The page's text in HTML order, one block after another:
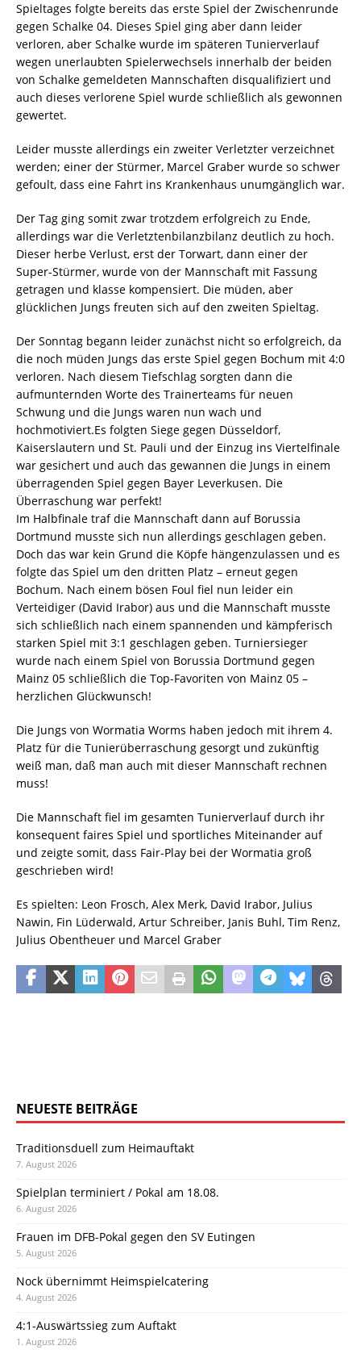
Spieltages folgte bereits das erste Spiel der Zwischenrunde
gegen Schalke 04. Dieses Spiel ging aber dann leider
verloren, aber Schalke wurde im späteren Tunierverlauf
wegen unerlaubten Spielerwechsels innerhalb der beiden
von Schalke gemeldeten Mannschaften disqualifiziert und
auch dieses verlorene Spiel wurde schließlich als gewonnen
gewertet.
Leider musste allerdings ein zweiter Verletzter verzeichnet
werden; einer der Stürmer, Marcel Graber wurde so schwer
gefoult, dass eine Fahrt ins Krankenhaus unumgänglich war.
Der Tag ging somit zwar trotzdem erfolgreich zu Ende,
allerdings war die Verletztenbilanzbilanz deutlich zu hoch.
Dieser herbe Verlust, erst der Torwart, dann einer der
Super-Stürmer, wurde von der Mannschaft mit Fassung
getragen und klasse kompensiert. Die müden, aber
glücklichen Jungs freuten sich auf den zweiten Spieltag.
Der Sonntag begann leider zunächst nicht so erfolgreich, da
die noch müden Jungs das erste Spiel gegen Bochum mit 4:0
verloren. Nach diesem Tiefschlag sorgten dann die
aufmunternden Worte des Trainerteams für neuen
Schwung und die Jungs waren nun wach und
hochmotiviert.Es folgten Siege gegen Düsseldorf,
Kaiserslautern und St. Pauli und der Einzug ins Viertelfinale
war gesichert und auch das gewannen die Jungs in einem
überragenden Spiel gegen Bayer Leverkusen. Die
Überraschung war perfekt!
Im Halbfinale traf die Mannschaft dann auf Borussia
Dortmund musste sich nun allerdings geschlagen geben.
Doch das war kein Grund die Köpfe hängenzulassen und es
folgte das Spiel um den dritten Platz – erneut gegen
Bochum. Nach einem bösen Foul fiel nun leider ein
Verteidiger (David Irabor) aus und die Mannschaft musste
sich schließlich nach einem spannenden und kämpferisch
starken Spiel mit 3:1 geschlagen geben. Turniersieger
wurde nach einem Spiel von Borussia Dortmund gegen
Mainz 05 schließlich die Top-Favoriten von Mainz 05 –
herzlichen Glückwunsch!
Die Jungs von Wormatia Worms haben jedoch mit ihrem 4.
Platz für die Tunierüberraschung gesorgt und zukünftig
weiß man, daß man auch mit dieser Mannschaft rechnen
muss!
Die Mannschaft fiel im gesamten Tunierverlauf durch ihr
konsequent faires Spiel und sportliches Miteinander auf
und zeigte somit, dass Fair-Play bei der Wormatia groß
geschrieben wird!
Es spielten: Leon Frosch, Alex Merk, David Irabor, Julius
Nawin, Fin Lüderwald, Artur Schreiber, Janis Buhl, Tim Renz,
Julius Obentheuer und Marcel Graber
NEUESTE BEITRÄGE
Traditionsduell zum Heimauftakt
7. August 2026
Spielplan terminiert / Pokal am 18.08.
6. August 2026
Frauen im DFB-Pokal gegen den SV Eutingen
5. August 2026
Nock übernimmt Heimspielcatering
4. August 2026
4:1-Auswärtssieg zum Auftakt
1. August 2026